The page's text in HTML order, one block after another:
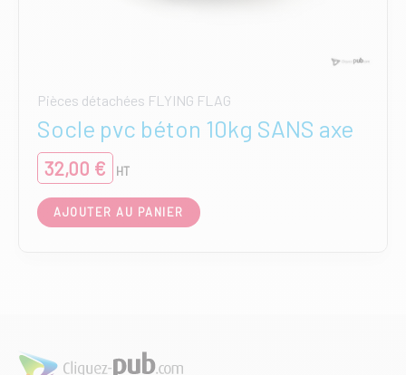
Pièces détachées FLYING FLAG
Socle pvc béton 10kg SANS axe
32,00 € HT
AJOUTER AU PANIER